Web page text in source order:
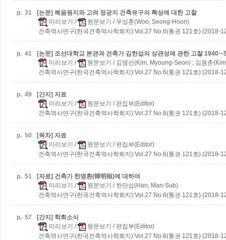
p. 31
[논문] 혜음원지와 고려 정궁지 건축유구의 특성에 대한 고찰
미리보기 / 원문보기 / 우성훈(Woo, Seong-Hoon)
건축역사연구(한국건축역사학회지):Vol.27 No.6(통권 121호) (2018-
p. 41 [논문] 조선대학교 본관과 건축가 김한섭의 상관성에 관한 고찰
미리보기 / 원문보기 / 김명선(Kim, Myoung-Seon) ; 김용춘
건축역사연구(한국건축역사학회지):Vol.27 No.6(통권 121호) (2018-
p. 49
[간지] 자료
미리보기 / 원문보기 / 편집부(Editor)
건축역사연구(한국건축역사학회지):Vol.27 No.6(통권 121호) (2018-
p. 50
[목차] 자료
미리보기 / 원문보기 / 편집부(Editor)
건축역사연구(한국건축역사학회지):Vol.27 No.6(통권 121호) (2018-
p. 51
[자료] 건축가 한명환(韓明桓)에 대하여
미리보기 / 원문보기 / 한만섭(Han, Man-Sub)
건축역사연구(한국건축역사학회지):Vol.27 No.6(통권 121호) (2018-
p. 57
[간지] 학회소식
미리보기 / 원문보기 / 편집부(Editor)
건축역사연구(한국건축역사학회지):Vol.27 No.6(통권 121호) (2018-